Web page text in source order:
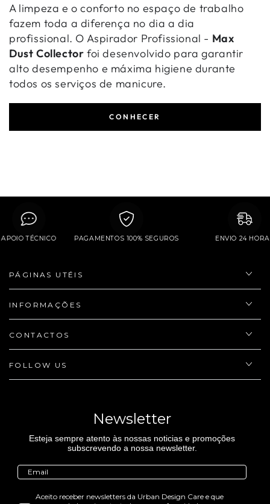
A limpeza e o conforto no espaço de trabalho
fazem toda a diferença no dia a dia
profissional. O Aspirador Profissional - Max
Dust Collector foi desenvolvido para garantir
alto desempenho e máxima higiene durante
todos os serviços de manicure.
CONHECER
APOIO TÉCNICO PAGAMENTOS 100% SEGUROS ENVIO 24
PÁGINAS UTÉIS
INFORMAÇÕES
CONTACTOS
FOLLOW US
Newsletter
Esteja sempre atento às nossas noticias e promoções
subscrevendo a nossa newsletter.
Aceito receber newsletters da Urban Design Care e que